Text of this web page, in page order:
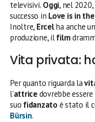
televisivi. Oggi, nel
successo in Love is in
Inoltre, Ercelha anche
produzione, ilfilm
Vita privata:
Per quanto riguarda la
l’attricedovrebbe
suo fidanzato è stato il
Bürsin.